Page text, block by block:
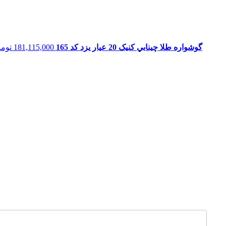
گوشواره طلا چينابي کنیک 20 عیار یزد کد 165 181,115,000